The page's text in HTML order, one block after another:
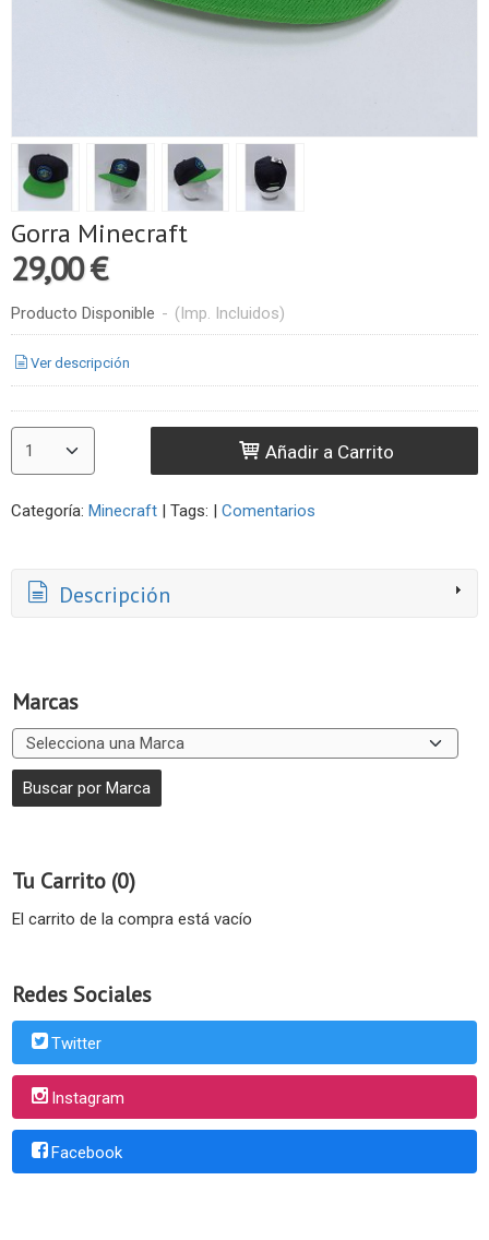
Marcas
Tu Carrito (0)
El carrito de la compra está vacío
Redes Sociales
Twitter
Instagram
Facebook
Gorra Minecraft
29,00 €
Producto Disponible - (Imp. Incluidos)
Ver descripción
Añadir a Carrito
Categoría: Minecraft Tags: Comentarios
Descripción